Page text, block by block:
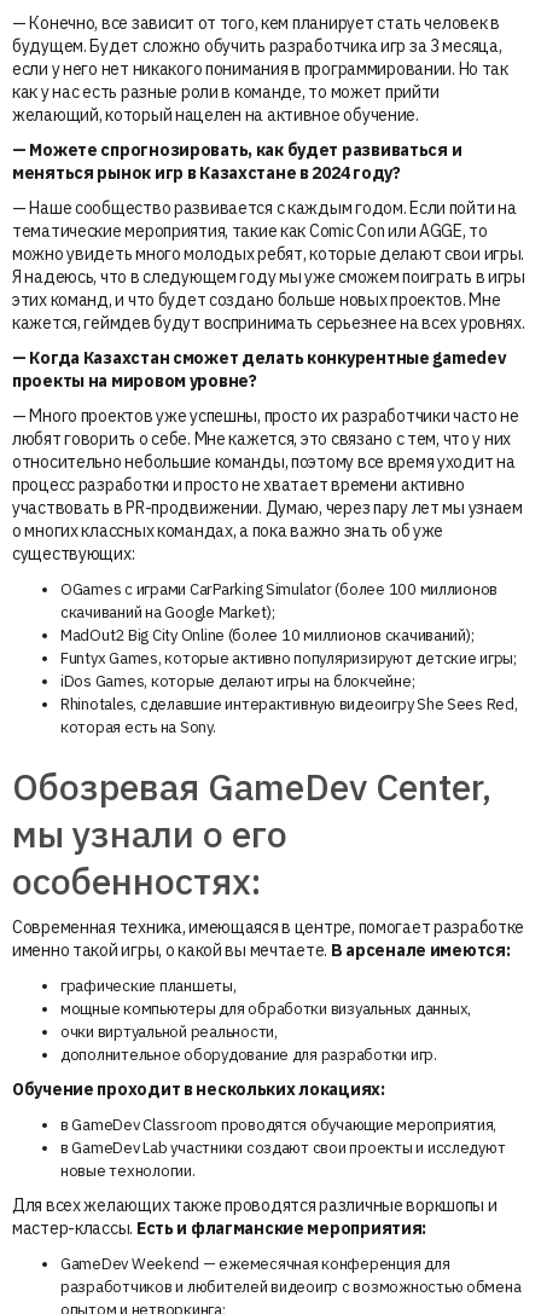
— Конечно, все зависит от того, кем планирует стать человек в
будущем. Будет сложно обучить разработчика игр за 3 месяца,
если у него нет никакого понимания в программировании. Но так
как у нас есть разные роли в команде, то может прийти
желающий, который нацелен на активное обучение.
— Можете спрогнозировать, как будет развиваться и
меняться рынок игр в Казахстане в 2024 году?
— Наше сообщество развивается с каждым годом. Если пойти на
тематические мероприятия, такие как Comic Con или AGGE, то
можно увидеть много молодых ребят, которые делают свои игры.
Я надеюсь, что в следующем году мы уже сможем поиграть в игры
этих команд, и что будет создано больше новых проектов. Мне
кажется, геймдев будут воспринимать серьезнее на всех уровнях.
— Когда Казахстан сможет делать конкурентные gamedev
проекты на мировом уровне?
— Много проектов уже успешны, просто их разработчики часто не
любят говорить о себе. Мне кажется, это связано с тем, что у них
относительно небольшие команды, поэтому все время уходит на
процесс разработки и просто не хватает времени активно
участвовать в PR-продвижении. Думаю, через пару лет мы узнаем
о многих классных командах, а пока важно знать об уже
существующих:
OGames с играми CarParking Simulator (более 100 миллионов
скачиваний на Google Market);
MadOut2 Big City Online (более 10 миллионов скачиваний);
Funtyx Games, которые активно популяризируют детские игры;
iDos Games, которые делают игры на блокчейне;
Rhinotales, сделавшие интерактивную видеоигру She Sees Red,
которая есть на Sony.
Обозревая GameDev Center,
мы узнали о его
особенностях:
Современная техника, имеющаяся в центре, помогает разработке
именно такой игры, о какой вы мечтаете. В арсенале имеются:
графические планшеты,
мощные компьютеры для обработки визуальных данных,
очки виртуальной реальности,
дополнительное оборудование для разработки игр.
Обучение проходит в нескольких локациях:
в GameDev Classroom проводятся обучающие мероприятия,
в GameDev Lab участники создают свои проекты и исследуют
новые технологии.
Для всех желающих также проводятся различные воркшопы и
мастер-классы. Есть и флагманские мероприятия:
GameDev Weekend — ежемесячная конференция для
разработчиков и любителей видеоигр с возможностью обмена
опытом и нетворкинга;